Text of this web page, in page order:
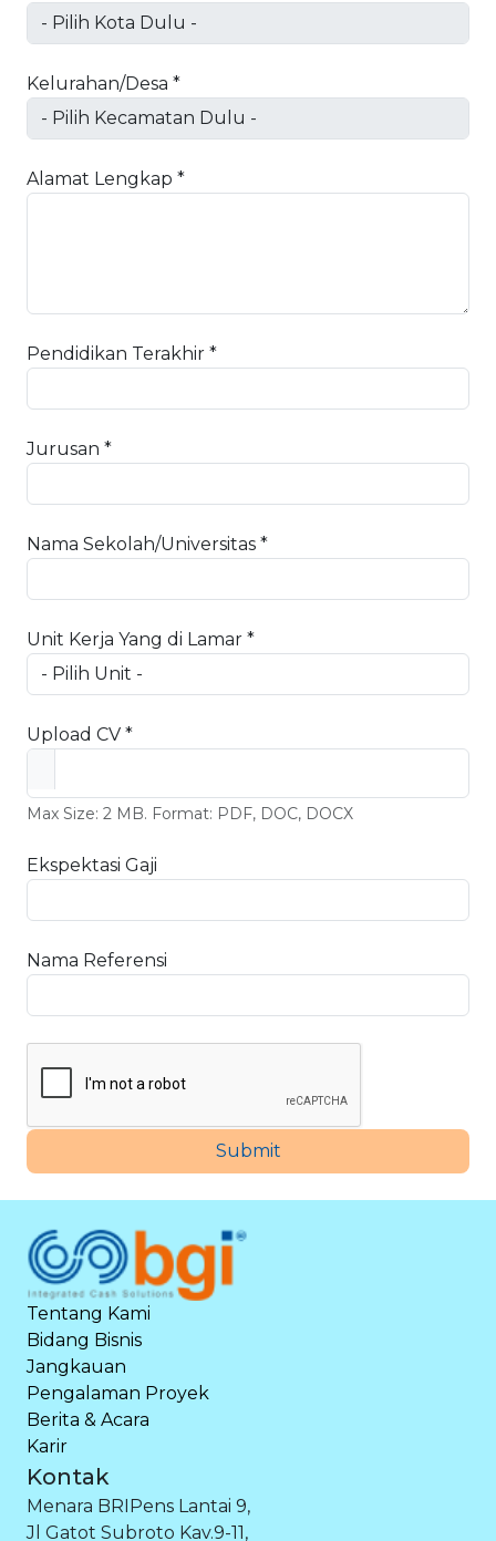
Kelurahan/Desa *
Alamat Lengkap *
Pendidikan Terakhir *
Jurusan *
Nama Sekolah/Universitas *
Unit Kerja Yang di Lamar *
Upload CV *
Max Size: 2 MB. Format: PDF, DOC, DOCX
Ekspektasi Gaji
Nama Referensi
Submit
Tentang Kami
Bidang Bisnis
Jangkauan
Pengalaman Proyek
Berita & Acara
Karir
Kontak
Menara BRIPens Lantai 9,
Jl Gatot Subroto Kav.9-11,